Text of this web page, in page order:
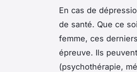
En cas de
de santé. Que ce
femme, ces
épreuve. Ils
(psychothérapie,